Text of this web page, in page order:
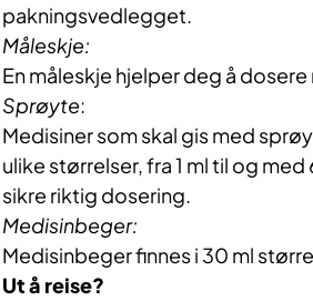
pakningsvedlegget.
Måleskje:
En måleskje hjelper deg å
Sprøyte:
Medisiner som skal gis med
ulike størrelser, fra 1 ml til og
sikre riktig dosering.
Medisinbeger:
Medisinbeger finnes i 30 ml
Ut å reise?